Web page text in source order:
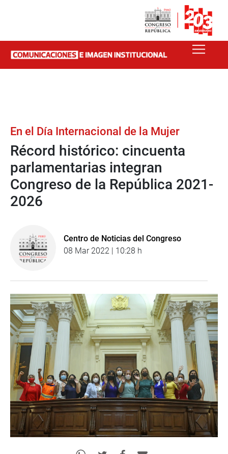
En el Día Internacional de la Mujer
Récord histórico: cincuenta
parlamentarias integran
Congreso de la República 2021-
2026
Centro de Noticias del Congreso
08 Mar 2022 | 10:28 h